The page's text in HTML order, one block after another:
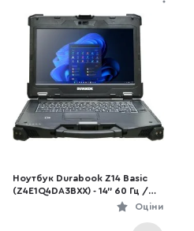
Ноутбук Durabook Z14 Basic
(Z4E1Q4DA3BXX) - 14" 60 Гц /
Intel Core i5 / i5-1135G7 / DDR5
Оціни